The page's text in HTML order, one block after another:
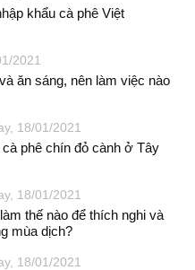
khẩu cà phê Việt
2021
ăn sáng, nên làm việc nào
18/01/2021
phê chín đỏ cành ở Tây
18/01/2021
thế nào để thích nghi và
mùa dịch?
18/01/2021